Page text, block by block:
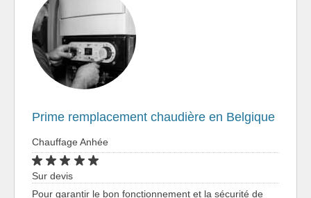
Prime remplacement chaudière en Belgique
Chauffage Anhée
Sur devis
Pour garantir le bon fonctionnement et la sécurité de